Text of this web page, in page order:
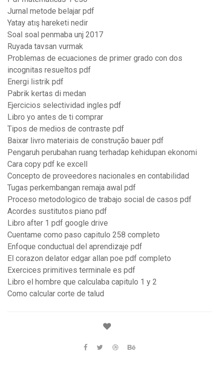
Jurnal metode belajar pdf
Yatay atış hareketi nedir
Soal soal penmaba unj 2017
Ruyada tavsan vurmak
Problemas de ecuaciones de primer grado con dos
incognitas resueltos pdf
Energi listrik pdf
Pabrik kertas di medan
Ejercicios selectividad ingles pdf
Libro yo antes de ti comprar
Tipos de medios de contraste pdf
Baixar livro materiais de construção bauer pdf
Pengaruh perubahan ruang terhadap kehidupan ekonomi
Cara copy pdf ke excell
Concepto de proveedores nacionales en contabilidad
Tugas perkembangan remaja awal pdf
Proceso metodologico de trabajo social de casos pdf
Acordes sustitutos piano pdf
Libro after 1 pdf google drive
Cuentame como paso capitulo 258 completo
Enfoque conductual del aprendizaje pdf
El corazon delator edgar allan poe pdf completo
Exercices primitives terminale es pdf
Libro el hombre que calculaba capitulo 1 y 2
Como calcular corte de talud